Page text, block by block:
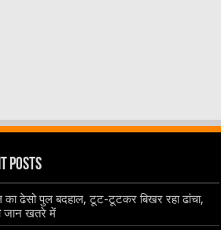
Posts
का ढेसो पुल बदहाल, टूट-टूटकर बिखर रहा ढांचा,
जान खतरे में